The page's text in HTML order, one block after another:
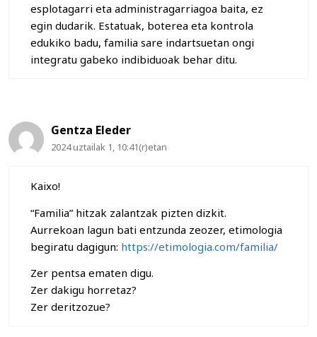
esplotagarri eta administragarriagoa baita, ez
egin dudarik. Estatuak, boterea eta kontrola
edukiko badu, familia sare indartsuetan ongi
integratu gabeko indibiduoak behar ditu.
Gentza Eleder
2024 uztailak 1, 10:41(r)etan
Kaixo!
“Familia” hitzak zalantzak pizten dizkit.
Aurrekoan lagun bati entzunda zeozer, etimologia
begiratu dagigun: https://etimologia.com/familia/
Zer pentsa ematen digu.
Zer dakigu horretaz?
Zer deritzozue?